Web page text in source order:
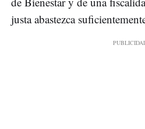
justa abastezca